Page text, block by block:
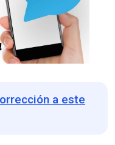
a este